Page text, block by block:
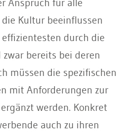
Anspruch für alle
Kultur beeinflussen
durch die
bereits bei deren
müssen die spezifischen
mit Anforderungen zur
werden. Konkret
auch zu ihren